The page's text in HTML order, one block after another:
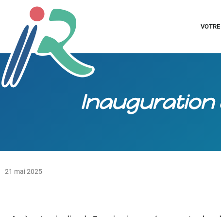
Inauguration
21 mai 2025